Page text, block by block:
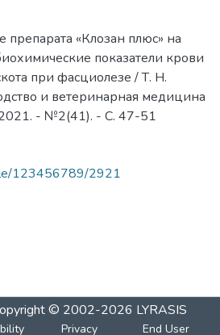
препарата «Клозан плюс» на
показатели крови
при фасциолезе / Т. Н.
и ветеринарная медицина
2021. - №2(41). - С. 47-51
123456789/2921
© 2002-2026 LYRASIS
Privacy End User